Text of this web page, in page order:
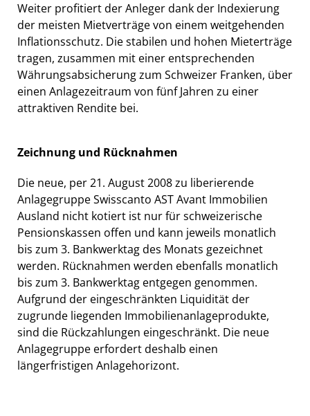
Weiter profitiert der Anleger dank der Indexierung
der meisten Mietverträge von einem weitgehenden
Inflationsschutz. Die stabilen und hohen Mieterträge
tragen, zusammen mit einer entsprechenden
Währungsabsicherung zum Schweizer Franken, über
einen Anlagezeitraum von fünf Jahren zu einer
attraktiven Rendite bei.
Zeichnung und Rücknahmen
Die neue, per 21. August 2008 zu liberierende
Anlagegruppe Swisscanto AST Avant Immobilien
Ausland nicht kotiert ist nur für schweizerische
Pensionskassen offen und kann jeweils monatlich
bis zum 3. Bankwerktag des Monats gezeichnet
werden. Rücknahmen werden ebenfalls monatlich
bis zum 3. Bankwerktag entgegen genommen.
Aufgrund der eingeschränkten Liquidität der
zugrunde liegenden Immobilienanlageprodukte,
sind die Rückzahlungen eingeschränkt. Die neue
Anlagegruppe erfordert deshalb einen
längerfristigen Anlagehorizont.